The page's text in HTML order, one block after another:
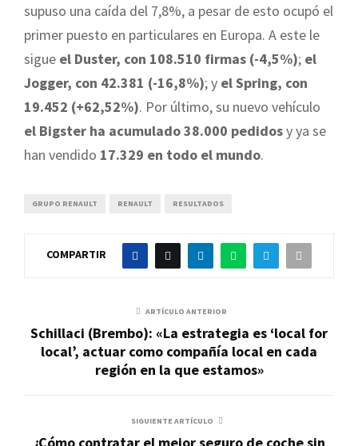
supuso una caída del 7,8%, a pesar de esto ocupó el
primer puesto en particulares en Europa. A este le
sigue el Duster, con 108.510 firmas (-4,5%); el
Jogger, con 42.381 (-16,8%); y el Spring, con
19.452 (+62,52%). Por último, su nuevo vehículo
el Bigster ha acumulado 38.000 pedidosy ya se
han vendido 17.329 en todo el mundo.
GRUPO RENAULT RENAULT RESULTADOS
COMPARTIR
ARTÍCULO ANTERIOR
Schillaci (Brembo): «La estrategia es ‘local for
local’, actuar como compañía local en cada
región en la que estamos»
SIGUIENTE ARTÍCULO
¿Cómo contratar el mejor seguro de coche sin